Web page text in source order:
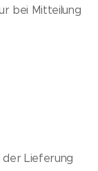
bei Mitteilung
Lieferung